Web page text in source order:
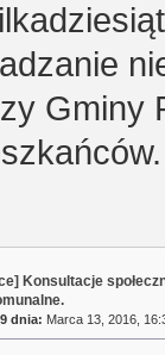
Gminy
Konsultacje
dnia: Marca 13, 2016,